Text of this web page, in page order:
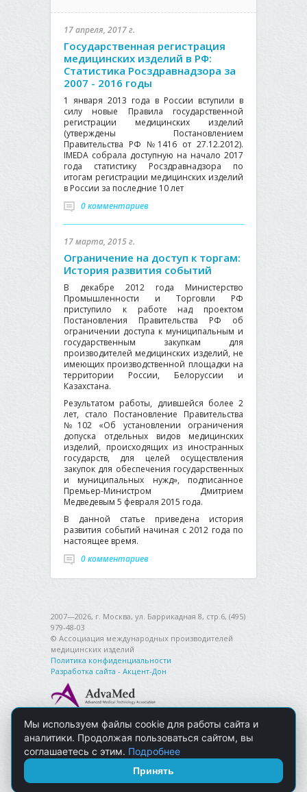
17 апреля, 2017 г.
Государственная регистрация
медицинских изделий в РФ:
Статистика Росздравнадзора за
2007 - 2016 годы
1 января 2013 года в России вступили в
силу новые Правила государственной
регистрации медицинских изделий
(утверждены Постановлением
Правительства РФ №1416 от 27.12.2012).
IMEDA собрала доступную на начало 2017
года статистику Росздравнадзора по
итогам регистрации медицинских изделий
в России за последние 10 лет
0 комментариев
17 марта, 2015 г.
Ограничение на доступ к торгам:
История развития событий
В декабре 2012 года Министерство
Промышленности и Торговли РФ
приступило к работе над проектом
Постановления Правительства РФ об
ограничении доступа к муниципальным и
государственным закупкам для
производителей медицинских изделий, не
имеющих производственной площадки на
территории России, Белоруссии и
Казахстана.
Результатом работы, длившейся более 2
лет, стало Постановление Правительства
№102 «Об установлении ограничения
допуска отдельных видов медицинских
изделий, происходящих из иностранных
государств, для целей осуществления
закупок для обеспечения государственных
и муниципальных нужд», подписанное
Премьер-Министром Дмитрием
Медведевым 5 февраля 2015 года.
В данной статье приведена история
развития событий начиная с 2012 года по
настоящее время.
0 комментариев
2007—2026, г. Москва, ул. Баррикадная 8, стр.6, (495)
979-48-03
© Ассоциация международных производителей
медицинских изделий
Политика конфиденциальности
Разработка сайта - Акцент-Дон
Мы используем файлы cookie для работы сайта и
аналитики. Продолжая пользоваться сайтом, вы
соглашаетесь с этим. Подробнее
Принять